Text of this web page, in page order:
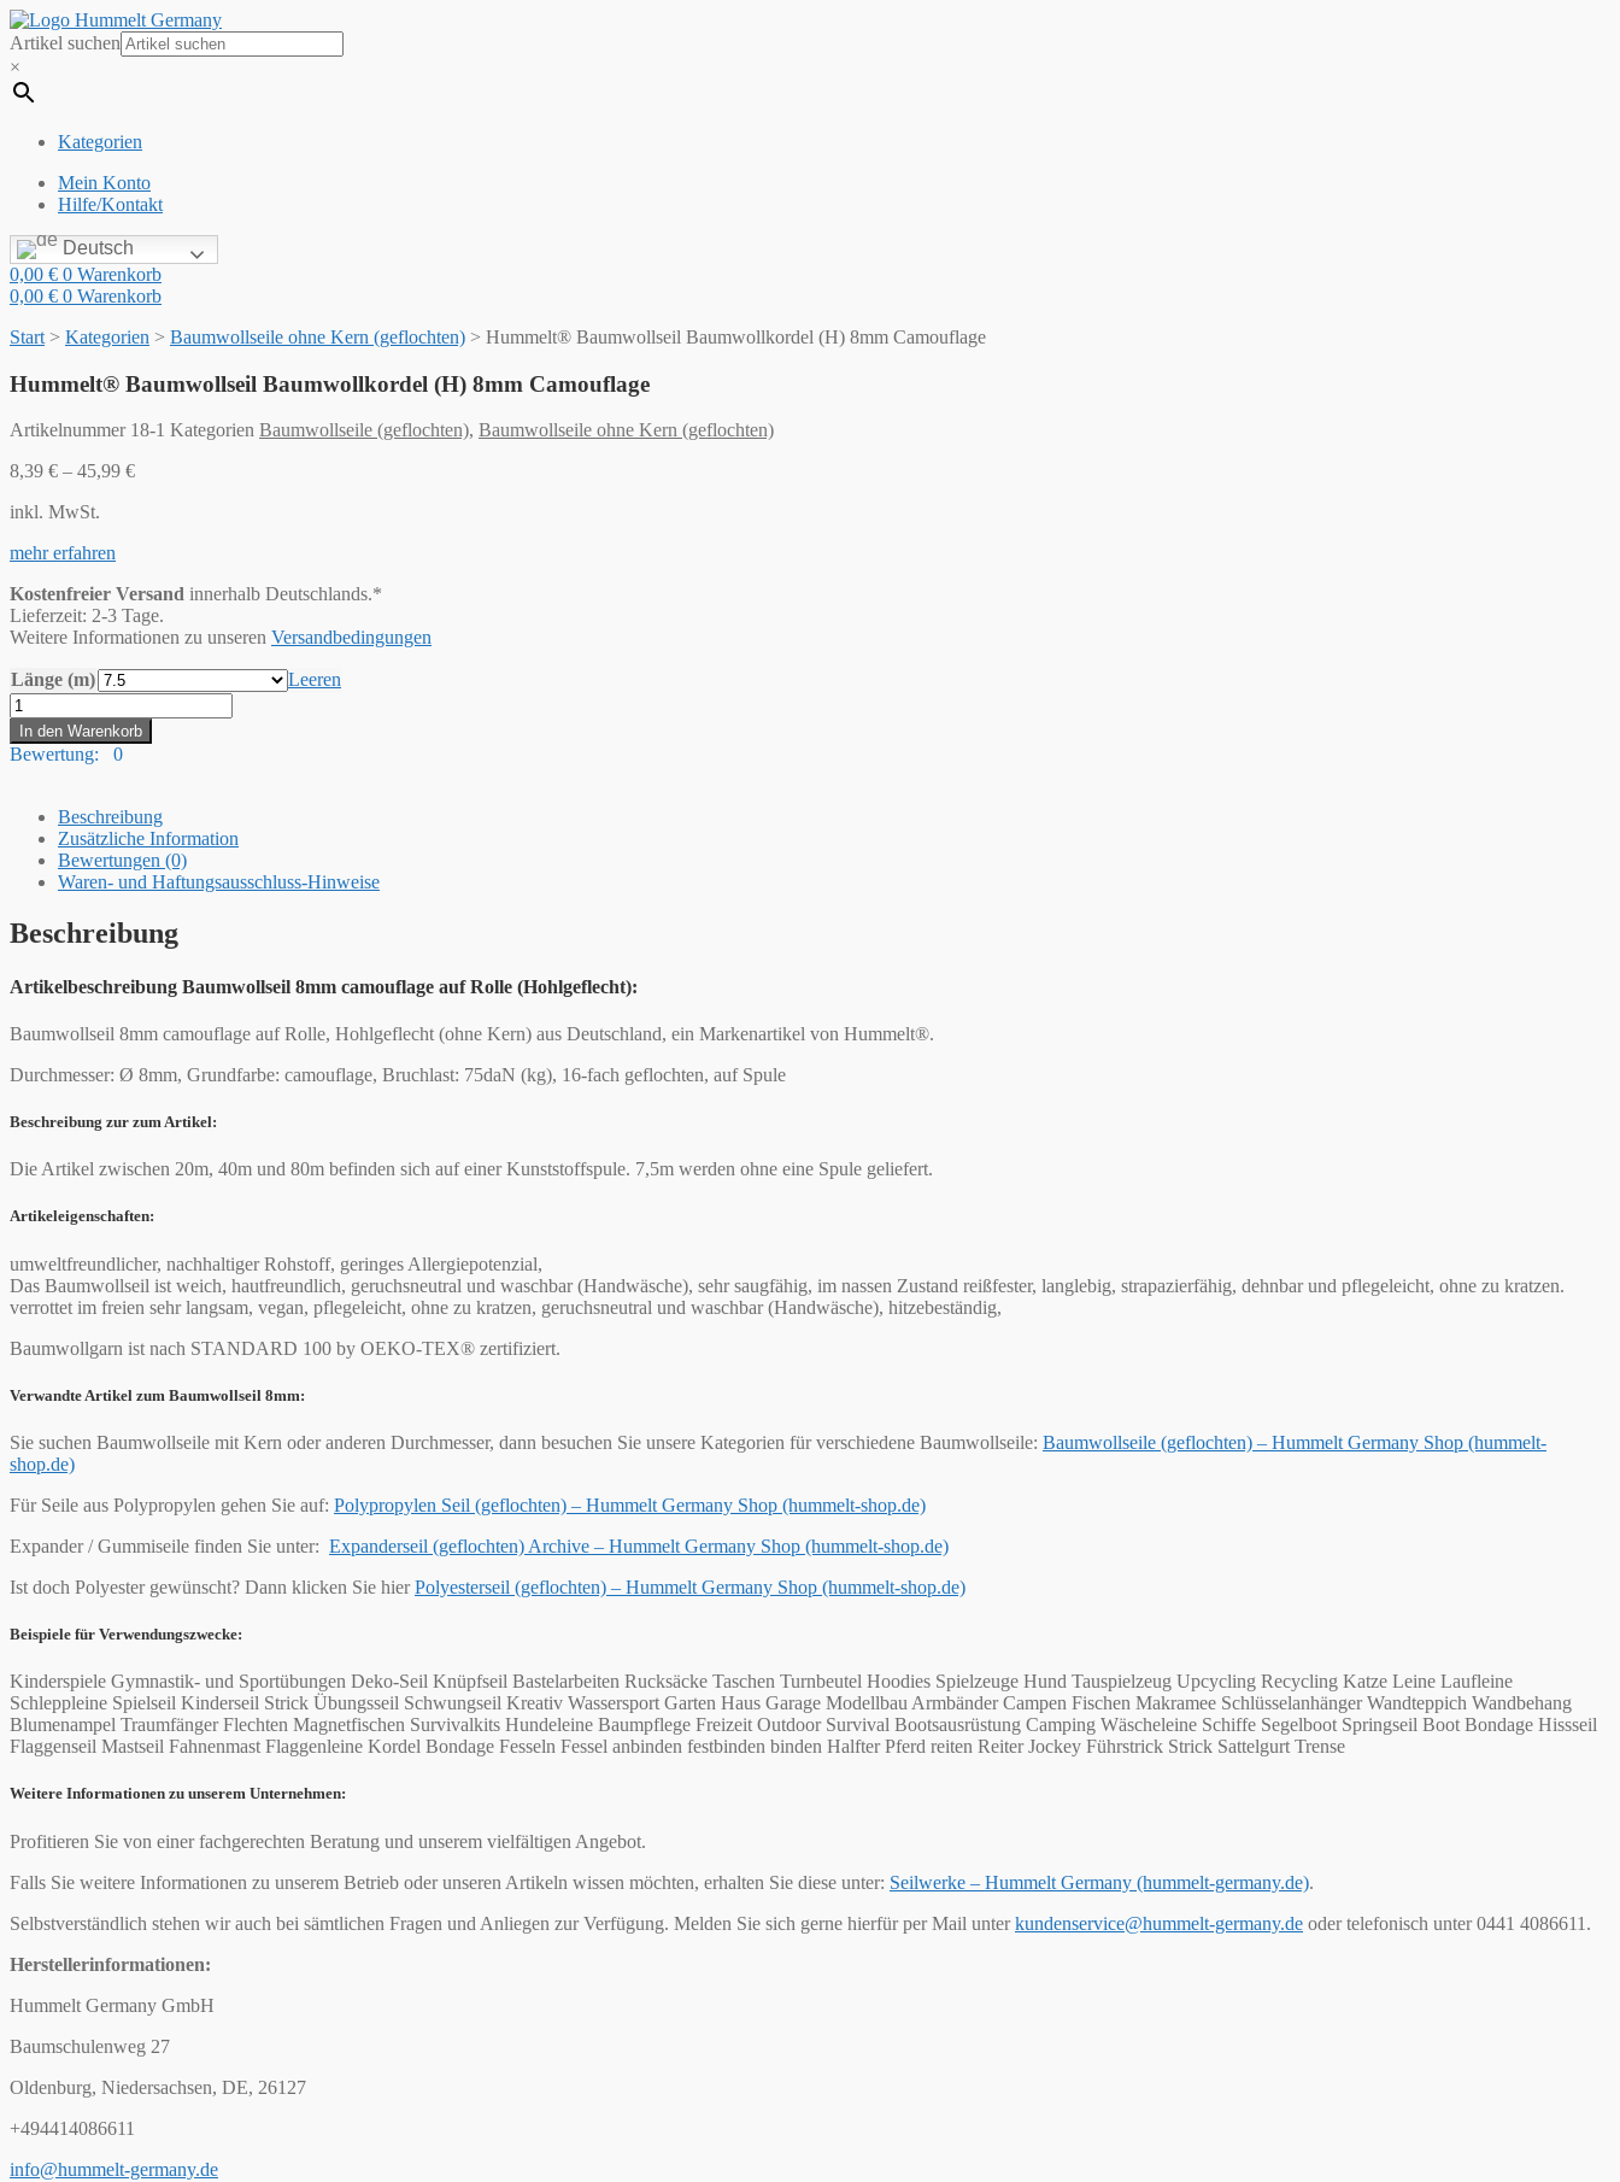
Artikel suchen
×
Kategorien
Mein Konto
Hilfe/Kontakt
Deutsch
0,00 € 0 Warenkorb
0,00 € 0 Warenkorb
Start > Kategorien > Baumwollseile ohne Kern (geflochten) > Hummelt® Baumwollseil Baumwollkordel (H) 8mm Camouflage
Hummelt® Baumwollseil Baumwollkordel (H) 8mm Camouflage
Artikelnummer 18-1 Kategorien Baumwollseile (geflochten), Baumwollseile ohne Kern (geflochten)
8,39 € – 45,99 €
inkl. MwSt.
mehr erfahren
Kostenfreier Versand innerhalb Deutschlands.*
Lieferzeit: 2-3 Tage.
Weitere Informationen zu unseren Versandbedingungen
Länge (m)
Leeren
Hummelt®
Baumwollseil
Baumwollkordel
(H)
Camouflage
Menge
In den Warenkorb
Bewertung: 0
Beschreibung
Zusätzliche Information
Bewertungen (0)
Waren- und Haftungsausschluss-Hinweise
Beschreibung
Artikelbeschreibung Baumwollseil 8mm camouflage auf Rolle (Hohlgeflecht):
Baumwollseil 8mm camouflage auf Rolle, Hohlgeflecht (ohne Kern) aus Deutschland, ein Markenartikel von Hummelt®.
Durchmesser: Ø 8mm, Grundfarbe: camouflage, Bruchlast: 75daN (kg), 16-fach geflochten, auf Spule
Beschreibung zur zum Artikel:
Die Artikel zwischen 20m, 40m und 80m befinden sich auf einer Kunststoffspule. 7,5m werden ohne eine Spule geliefert.
Artikeleigenschaften:
umweltfreundlicher, nachhaltiger Rohstoff, geringes Allergiepotenzial,
Das Baumwollseil ist weich, hautfreundlich, geruchsneutral und waschbar (Handwäsche), sehr saugfähig, im nassen Zustand reißfester, langlebig, strapazierfähig, dehnbar und pflegeleicht, ohne zu kratzen.
verrottet im freien sehr langsam, vegan, pflegeleicht, ohne zu kratzen, geruchsneutral und waschbar (Handwäsche), hitzebeständig,
Baumwollgarn ist nach STANDARD 100 by OEKO-TEX® zertifiziert.
Verwandte Artikel zum Baumwollseil 8mm:
Sie suchen Baumwollseile mit Kern oder anderen Durchmesser, dann besuchen Sie unsere Kategorien für verschiedene Baumwollseile: Baumwollseile (geflochten) – Hummelt Germany Shop (hummelt-
shop.de)
Für Seile aus Polypropylen gehen Sie auf: Polypropylen Seil (geflochten) – Hummelt Germany Shop (hummelt-shop.de)
Expander / Gummiseile finden Sie unter: Expanderseil (geflochten) Archive – Hummelt Germany Shop (hummelt-shop.de)
Ist doch Polyester gewünscht? Dann klicken Sie hierPolyesterseil (geflochten) – Hummelt Germany Shop (hummelt-shop.de)
Beispiele für Verwendungszwecke:
Kinderspiele Gymnastik- und Sportübungen Deko-Seil Knüpfseil Bastelarbeiten Rucksäcke Taschen Turnbeutel Hoodies Spielzeuge Hund Tauspielzeug Upcycling Recycling Katze Leine Laufleine
Schleppleine Spielseil Kinderseil Strick Übungsseil Schwungseil Kreativ Wassersport Garten Haus Garage Modellbau Armbänder Campen Fischen Makramee Schlüsselanhänger Wandteppich Wandbehang
Blumenampel Traumfänger Flechten Magnetfischen Survivalkits Hundeleine Baumpflege Freizeit Outdoor Survival Bootsausrüstung Camping Wäscheleine Schiffe Segelboot Springseil Boot Bondage Hissseil
Flaggenseil Mastseil Fahnenmast Flaggenleine Kordel Bondage Fesseln Fessel anbinden festbinden binden Halfter Pferd reiten Reiter Jockey Führstrick Strick Sattelgurt Trense
Weitere Informationen zu unserem Unternehmen:
Profitieren Sie von einer fachgerechten Beratung und unserem vielfältigen Angebot.
Falls Sie weitere Informationen zu unserem Betrieb oder unseren Artikeln wissen möchten, erhalten Sie diese unter: Seilwerke – Hummelt Germany (hummelt-germany.de).
Selbstverständlich stehen wir auch bei sämtlichen Fragen und Anliegen zur Verfügung. Melden Sie sich gerne hierfür per Mail unterkundenservice@hummelt-germany.de oder telefonisch unter 0441 4086611.
Herstellerinformationen:
Hummelt Germany GmbH
Baumschulenweg 27
Oldenburg, Niedersachsen, DE, 26127
+494414086611
info@hummelt-germany.de